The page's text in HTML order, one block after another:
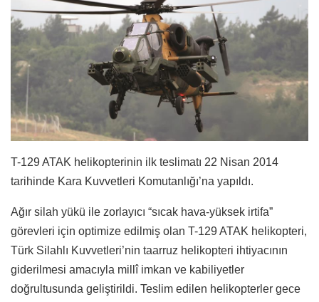
T-129 ATAK helikopterinin ilk teslimatı 22 Nisan 2014
tarihinde Kara Kuvvetleri Komutanlığı’na yapıldı.
Ağır silah yükü ile zorlayıcı “sıcak hava-yüksek irtifa”
görevleri için optimize edilmiş olan T-129 ATAK helikopteri,
Türk Silahlı Kuvvetleri’nin taarruz helikopteri ihtiyacının
giderilmesi amacıyla millî imkan ve kabiliyetler
doğrultusunda geliştirildi. Teslim edilen helikopterler gece